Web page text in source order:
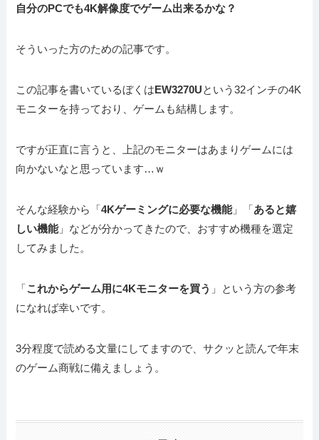
自分のPCでも4K解像度でゲーム出来るかな？
そういった方のための記事です。
この記事を書いているぼくはEW3270Uという32インチの4K
モニターを持っており、ゲームも結構します。
ですが正直に言うと、上記のモニターはあまりゲームには
向かないなと思っています…ｗ
そんな経験から「4Kゲーミングに必要な機能」「あると嬉
しい機能」などが分かってきたので、おすすめ機種を選定
してみました。
「これからゲーム用に4Kモニターを買う 」という方の参考
になれば幸いです。
3分程度で読める文量にしてますので、サクッと読んで年末
のゲーム商戦に備えましょう。